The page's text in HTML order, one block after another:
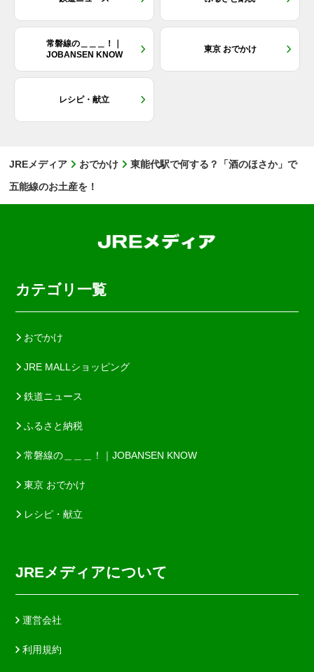
常磐線の＿＿＿！｜
JOBANSEN KNOW
東京 おでかけ
レシピ・献立
JREメディア おでかけ
東能代駅で何する？「酒のほさか」で
五能線のお土産を！
カテゴリ一覧
おでかけ
JRE MALLショッピング
鉄道ニュース
ふるさと納税
常磐線の＿＿＿！｜JOBANSEN KNOW
東京 おでかけ
レシピ・献立
JREメディアについて
運営会社
利用規約